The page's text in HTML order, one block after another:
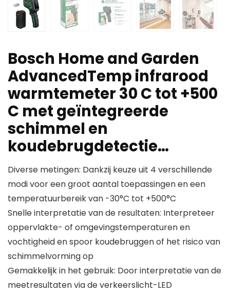
Bosch Home and Garden
AdvancedTemp infrarood
warmtemeter 30 C tot +500
C met geïntegreerde
schimmel en
koudebrugdetectie…
Diverse metingen: Dankzij keuze uit 4 verschillende
modi voor een groot aantal toepassingen en een
temperatuurbereik van -30°C tot +500°C
Snelle interpretatie van de resultaten: Interpreteer
oppervlakte- of omgevingstemperaturen en
vochtigheid en spoor koudebruggen of het risico van
schimmelvorming op
Gemakkelijk in het gebruik: Door interpretatie van de
meetresultaten via de verkeerslicht-LED